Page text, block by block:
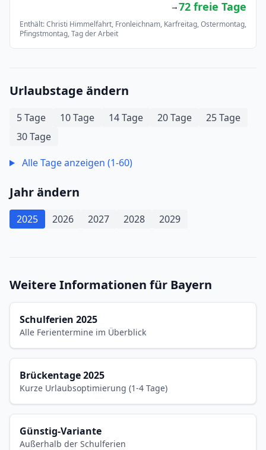
→72 freie Tage
Enthält: Christi Himmelfahrt, Fronleichnam, Karfreitag, Ostermontag,
Pfingstmontag, Tag der Arbeit
Urlaubstage ändern
5 Tage 10 Tage 14 Tage 20 Tage
25 Tage
30 Tage
Alle Tage anzeigen (1-60)
Jahr ändern
2025 2026 2027 2028 2029
Weitere Informationen für Bayern
Schulferien 2025
Alle Ferientermine im Überblick
Brückentage 2025
Kurze Urlaubsoptimierung (1-4 Tage)
Günstig-Variante
Außerhalb der Schulferien